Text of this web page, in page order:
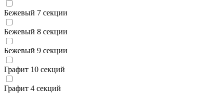
Бежевый 7 секции
Бежевый 8 секции
Бежевый 9 секции
Графит 10 секций
Графит 4 секций